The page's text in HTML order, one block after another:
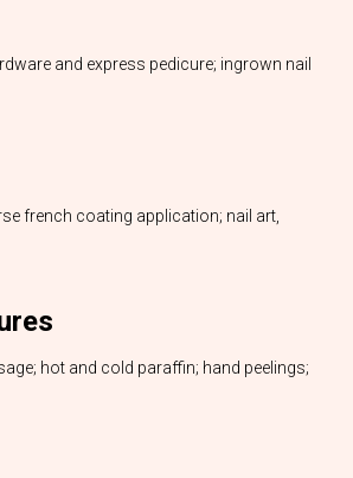
and express pedicure; ingrown nail
french coating application; nail art,
hot and cold paraffin; hand peelings;